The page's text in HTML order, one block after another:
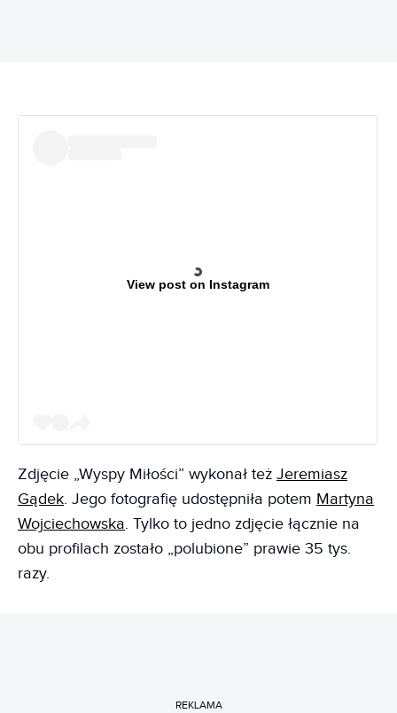
View post on Instagram
Zdjęcie „Wyspy Miłości” wykonał też Jeremiasz
Gądek. Jego fotografię udostępniła potem Martyna
Wojciechowska. Tylko to jedno zdjęcie łącznie na
obu profilach zostało „polubione” prawie 35 tys.
razy.
REKLAMA